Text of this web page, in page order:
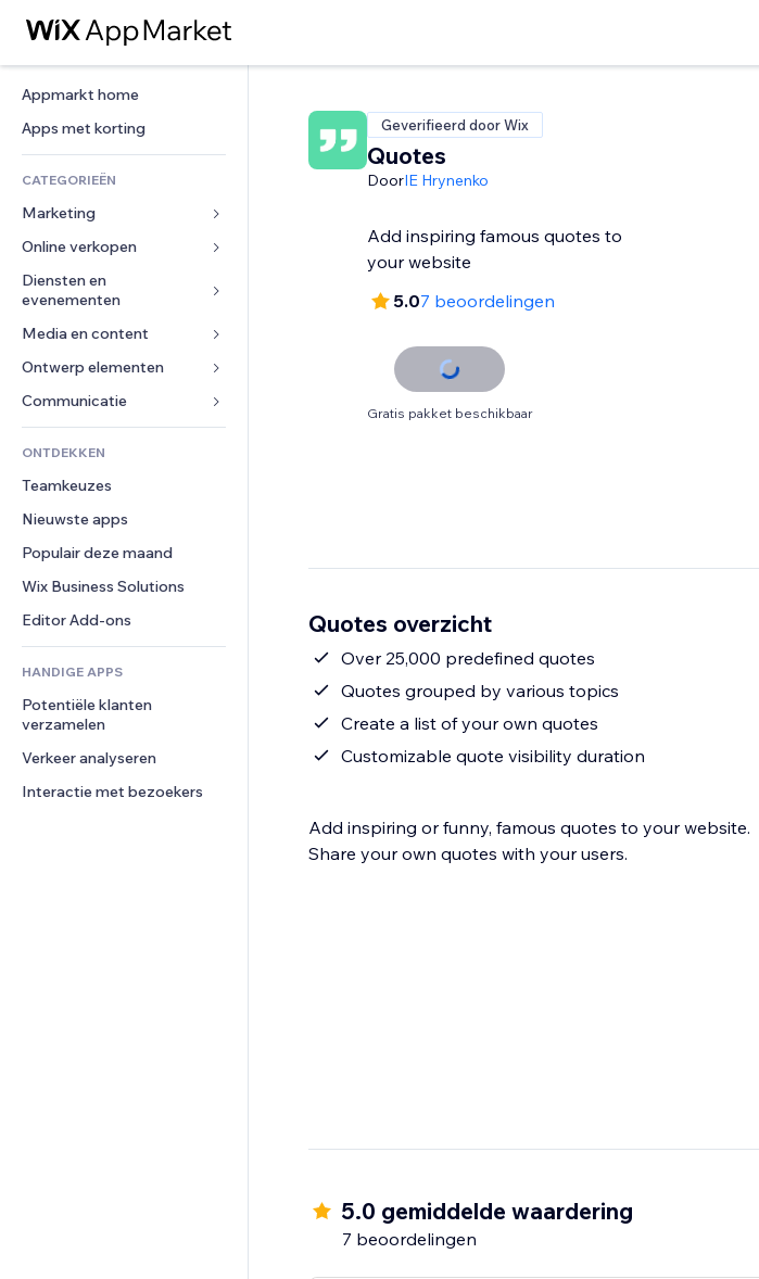
Appmarkt home
Apps met korting
CATEGORIEËN
Marketing
Advertenties
Mobiel
Analytics
Social media
SEO
Betrokkenheid
Websitevermeldingen
E-mail
Conversie
Online verkopen
Apps voor webshops
Verzending en levering
Verkoopknoppen
Online cursussen
Print on demand
Boekhouding
Coupons en loyaliteit
Opslagoplossingen
Dropshipping
Prijzen en abonnementen
Crowdfunding
Eten en drinken
Diensten en
evenementen
Hotels
Evenementen
Restaurants
Vastgoed
Boekingen
Media en content
Galerij
Muziek
Podcasts
Fotografie
Video
PDF
Bestanden delen
Nieuws
Ontwerp elementen
Kaarten en navigatie
Privacy en beveiliging
Ontime
Pagina templates
Afbeeldingseffecten
Knoppen en menu's
Banners en badges
Rekenmachines
Zoeken
Weer
Grafieken en tabellen
Formulieren
Enquêtes
Chat
Opmerkingen
Telefoonnummer
Community
Beoordelingen en testimonials
CRM
ONTDEKKEN
Teamkeuzes
Nieuwste apps
Populair deze maand
Wix Business Solutions
Editor Add-ons
HANDIGE APPS
Potentiële klanten
verzamelen
Verkeer analyseren
Interactie met bezoekers
Geverifieerd door Wix
Quotes
DoorIE Hrynenko
Add inspiring famous quotes to
your website
5.07 beoordelingen
Gratis pakket beschikbaar
Quotes overzicht
Over 25,000 predefined quotes
Quotes grouped by various topics
Create a list of your own quotes
Customizable quote visibility duration
Add inspiring or funny, famous quotes to your website.
Share your own quotes with your users.
5.0 gemiddelde waardering
7 beoordelingen